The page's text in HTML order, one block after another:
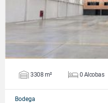
3308 m² 0 Alcobas
Bodega